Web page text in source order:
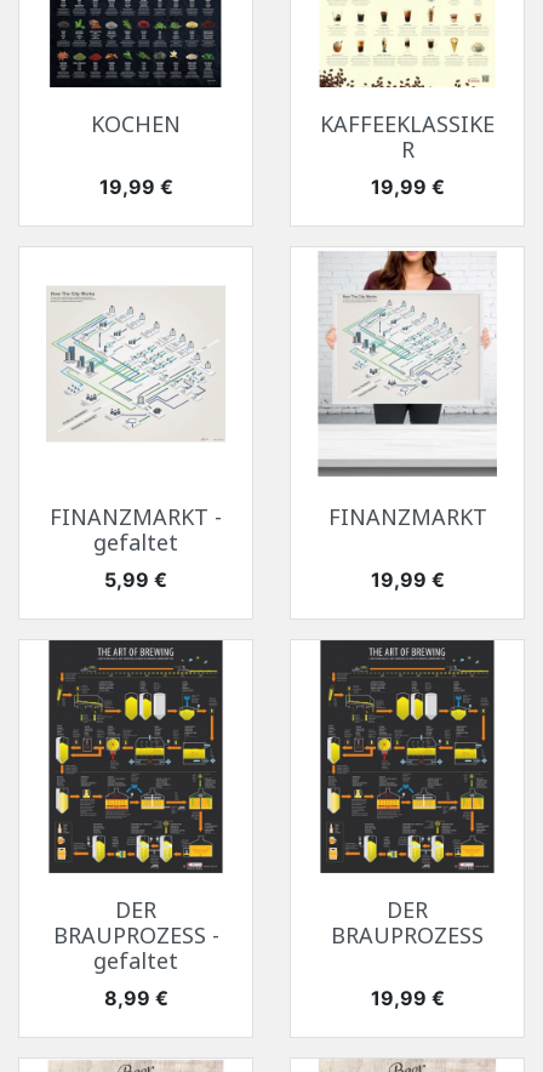
KOCHEN
Preis
19,99 €
KAFFEEKLASSIKE
R
Preis
19,99 €
FINANZMARKT -
gefaltet
Preis
5,99 €
FINANZMARKT
Preis
19,99 €
DER
BRAUPROZESS -
gefaltet
Preis
8,99 €
DER
BRAUPROZESS
Preis
19,99 €